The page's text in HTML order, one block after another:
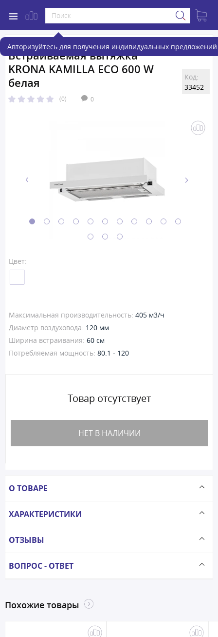
Авторизуйтесь для получения индивидуальных предложений
Встраиваемая вытяжка
KRONA KAMILLA ECO 600 W
белая
(0) 0
Код:
33452
Цвет:
Максимальная производительность: 405 м3/ч
Диаметр воздуховода: 120 мм
Ширина встраивания: 60 см
Потребляемая мощность: 80.1 - 120
Товар отсутствует
НЕТ В НАЛИЧИИ
О ТОВАРЕ
ХАРАКТЕРИСТИКИ
ОТЗЫВЫ
ВОПРОС - ОТВЕТ
Похожие товары